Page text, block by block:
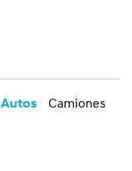
Autos
Camiones